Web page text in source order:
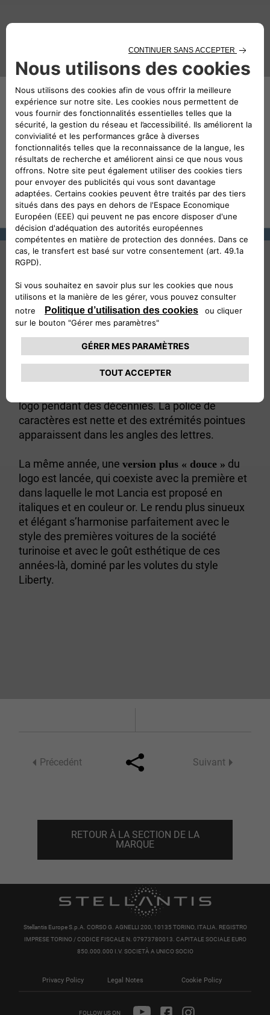
Lancia, une voiture au L majuscule
Le premier logotype de l'histoire de Lancia -
présenté en 1907 - est très simple et essentiel.
majuscules, et se loge dans un fond
rectangulaire foncé. Le seul détail du logo est le
L, considérablement plus grand et légèrement
logo pendant des décennies. La police de
caractères est nette et des extrémités pointues
apparaissent dans les angles des lettres.
La même année, une version plus « douce » du
logo est lancée, qui coexiste avec la première et
dans laquelle le mot Lancia est proposé en
italiques et en couleur or. Le rendu plus sinueux
et élégant s’harmonise parfaitement avec le
style des premières voitures de la société
turinoise et avec le goût esthétique de ces
années-là, dominé par les volutes du style
Liberty.
Précedént Suivant
RETOUR À LA SECTION DE LA
MARQUE
Stellantis Europe S.p.A. CORSO G. AGNELLI 200, 10135 TORINO, ITALIA. REGISTRO
IMPRESE TORINO / CODICE FISCALE N. 07973780013. CAPITALE SOCIALE EURO
850.000.000 I.V. SOCIETÀ A UNICO SOCIO
Privacy Policy Legal Notes Cookie Policy
FOLLOW US ON